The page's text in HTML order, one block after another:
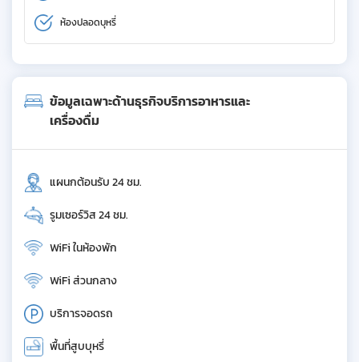
ห้องปลอดบุหรี่
ข้อมูลเฉพาะด้านธุรกิจบริการอาหารและ
เครื่องดื่ม
แผนกต้อนรับ 24 ชม.
รูมเซอร์วิส 24 ชม.
WiFi ในห้องพัก
WiFi ส่วนกลาง
บริการจอดรถ
พื้นที่สูบบุหรี่